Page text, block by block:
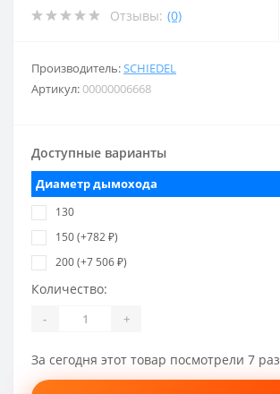
Отзывы: (0)
Производитель:SCHIEDEL
Артикул:00000006668
Доступные варианты
Диаметр дымохода
130
150 (+782 ₽)
200 (+7 506 ₽)
Количество:
- +
За сегодня этот товар посмотрели 7 раз